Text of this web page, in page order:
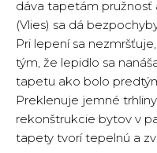
dáva tapetám pružnosť
(Vlies) sa dá
Pri lepení sa
tým, že lepidlo sa
tapetu ako bolo
Preklenuje jemné
rekonštrukcie bytov v
tapety tvorí tepelnú a